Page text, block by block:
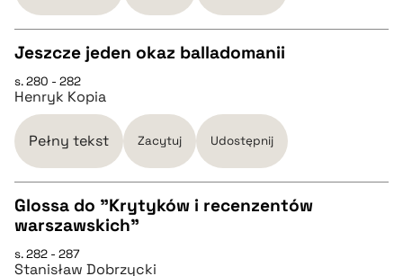
BIBTEX
CZYSTY TEKST
pobierz cytat
BIBTEX
Jeszcze jeden okaz balladomanii
s. 280 - 282
Henryk Kopia
Pełny tekst Zacytuj Udostępnij
Glossa do "Krytyków i recenzentów
warszawskich"
s. 282 - 287
Stanisław Dobrzycki